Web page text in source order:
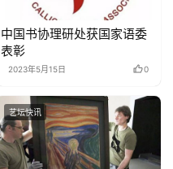
中国书协理研处获国家语委
表彰
2023年5月15日 0
艺坛快讯